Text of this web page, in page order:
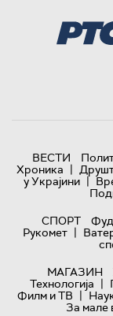
ВЕСТИ
Хроника |
у Украјини |
СПОРТ
Рукомет |
МАГАЗИН
Технологијa |
Филм и ТВ |
За мале